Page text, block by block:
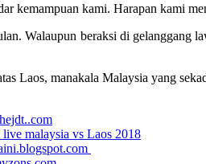
kemampuan kami. Harapan kami
Walaupun beraksi di gelanggang
Laos, manakala Malaysia yang
malaysia vs Laos 2018